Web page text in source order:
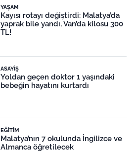
YAŞAM
Kayısı rotayı değiştirdi: Malatya’da
yaprak bile yandı, Van’da kilosu 300
TL!
ASAYIŞ
Yoldan geçen doktor 1 yaşındaki
bebeğin hayatını kurtardı
EĞITIM
Malatya’nın 7 okulunda İngilizce ve
Almanca öğretilecek